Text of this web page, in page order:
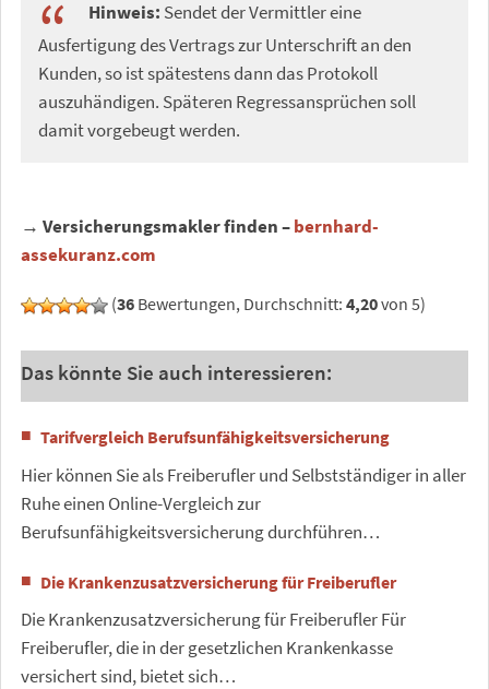
Hinweis: Sendet der Vermittler eine
Ausfertigung des Vertrags zur Unterschrift an den
Kunden, so ist spätestens dann das Protokoll
auszuhändigen. Späteren Regressansprüchen soll
damit vorgebeugt werden.
→ Versicherungsmakler finden –bernhard-
assekuranz.com
(36 Bewertungen, Durchschnitt: 4,20von 5)
Das könnte Sie auch interessieren:
Tarifvergleich Berufsunfähigkeitsversicherung
Hier können Sie als Freiberufler und Selbstständiger in aller
Ruhe einen Online-Vergleich zur
Berufsunfähigkeitsversicherung durchführen…
Die Krankenzusatzversicherung für Freiberufler
Die Krankenzusatzversicherung für Freiberufler Für
Freiberufler, die in der gesetzlichen Krankenkasse
versichert sind, bietet sich…